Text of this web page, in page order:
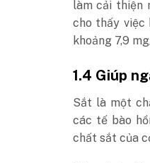
làm cải thiện
cho thấy việc
khoảng 7,9
1.4 Giúp
Sắt là một
các tế bào
chất sắt của